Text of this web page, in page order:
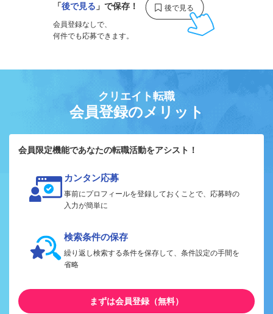
「後で見る 」で保存！
会員登録なしで、
何件でも応募できます。
クリエイト転職
会員登録のメリット
会員限定機能であなたの転職活動をアシスト！
カンタン応募
事前にプロフィールを登録しておくことで、応募時の
入力が簡単に
検索条件の保存
繰り返し検索する条件を保存して、条件設定の手間を
省略
まずは会員登録（無料）